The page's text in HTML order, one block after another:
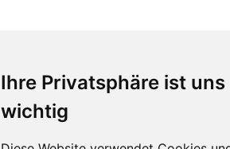
Ihre Privatsphäre ist uns
wichtig